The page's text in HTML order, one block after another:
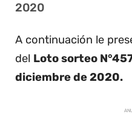
2020
A continuación le
del Loto sorteo
diciembre de 2020.